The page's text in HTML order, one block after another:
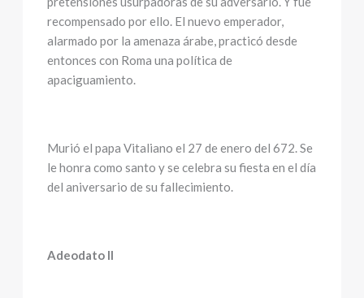
recompensado por ello. El nuevo emperador,
alarmado por la amenaza árabe, practicó desde
entonces con Roma una política de
apaciguamiento.
Murió el papa Vitaliano el 27 de enero del 672. Se
le honra como santo y se celebra su fiesta en el día
del aniversario de su fallecimiento.
Adeodato II